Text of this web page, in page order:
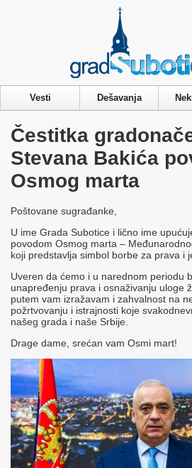
Vesti Dešavanja
Čestitka
Stevana Bakića
Osmog marta
Poštovane sugrađanke,
U ime Grada Subotice i lično ime
povodom Osmog marta –
koji predstavlja simbol borbe za prava i
Uveren da ćemo i u narednom periodu
unapređenju prava i osnaživanju uloge
putem vam izražavam i zahvalnost na
požrtvovanju i istrajnosti koje
našeg grada i naše Srbije.
Drage dame, srećan vam Osmi mart!
Privacy & Cookies